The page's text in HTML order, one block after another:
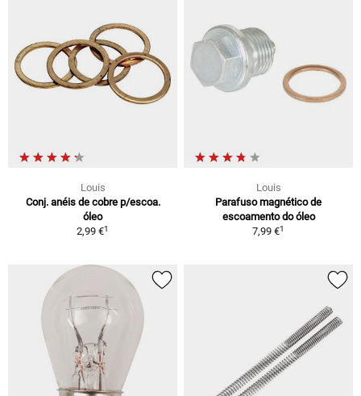
Louis
Conj. anéis de cobre p/escoa.
óleo
2,99 €1
Louis
Parafuso magnético de
escoamento do óleo
7,99 €1